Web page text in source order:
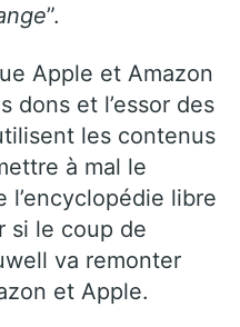
”.
Apple et Amazon
dons et l’essor des
les contenus
à mal le
l’encyclopédie libre
si le coup de
va remonter
et Apple.